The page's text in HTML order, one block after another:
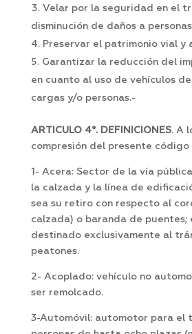
Velar por la seguridad en el
disminución de daños a
Preservar el patrimonio vial y
Garantizar la reducción del
en cuanto al uso de vehículos
cargas y/o personas.-
ARTICULO 4°. DEFINICIONES. A
compresión del presente código
1- Acera: Sector de la vía
la calzada y la línea de
sea su retiro con respecto al
calzada) o baranda de puentes;
destinado exclusivamente al
peatones.
2- Acoplado: vehículo no
ser remolcado.
3-Automóvil: automotor para el